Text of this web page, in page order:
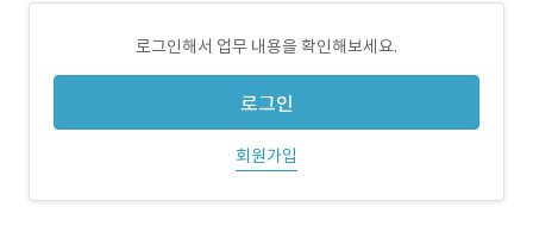
로그인해서 업무 내용을 확인해보세요.
로그인
회원가입